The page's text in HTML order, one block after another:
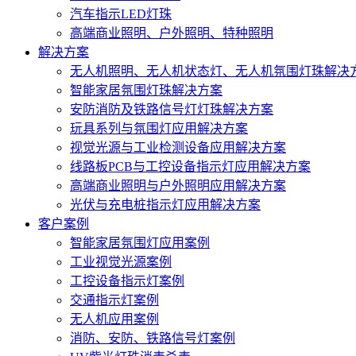
汽车指示LED灯珠
高端商业照明、户外照明、特种照明
解决方案
无人机照明、无人机状态灯、无人机氛围灯珠解决
智能家居氛围灯珠解决方案
安防消防及铁路信号灯灯珠解决方案
玩具系列与氛围灯应用解决方案
视觉光源与工业检测设备应用解决方案
线路板PCB与工控设备指示灯应用解决方案
高端商业照明与户外照明应用解决方案
光伏与充电桩指示灯应用解决方案
客户案例
智能家居氛围灯应用案例
工业视觉光源案例
工控设备指示灯案例
交通指示灯案例
无人机应用案例
消防、安防、铁路信号灯案例